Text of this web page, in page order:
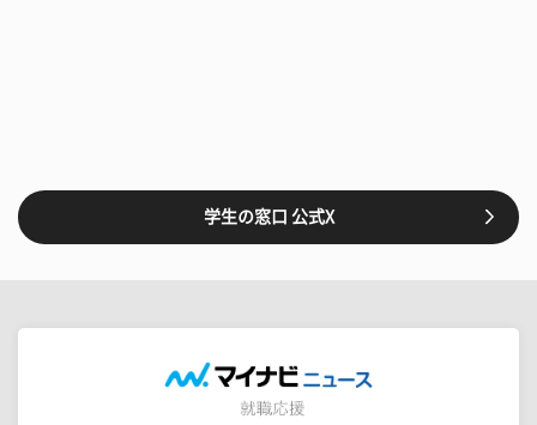
学生の窓口 公式X